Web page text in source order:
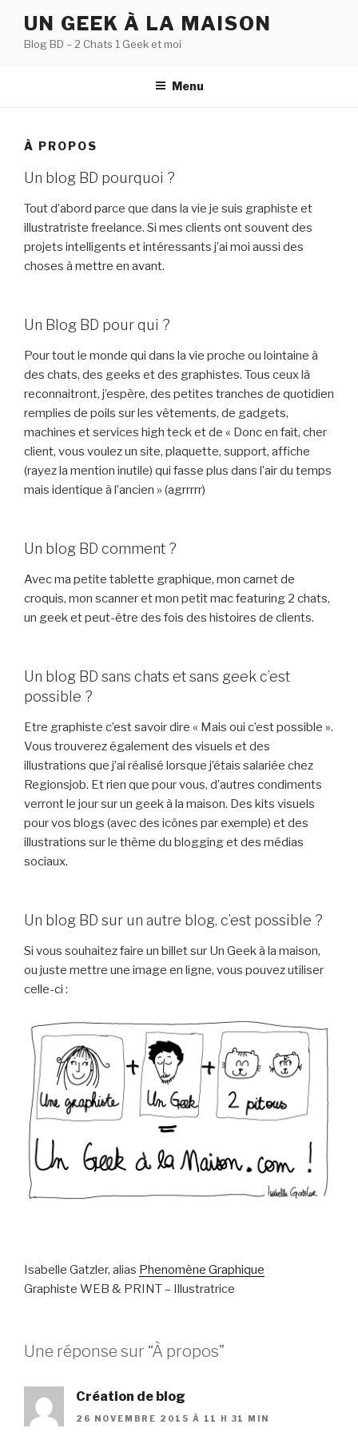
contenu
UN GEEK À LA MAISON
Blog BD – 2 Chats 1 Geek et moi
Menu
À PROPOS
Un blog BD pourquoi ?
Tout d’abord parce que dans la vie je suis graphiste et
illustratriste freelance. Si mes clients ont souvent des
projets intelligents et intéressants j’ai moi aussi des
choses à mettre en avant.
Un Blog BD pour qui ?
Pour tout le monde qui dans la vie proche ou lointaine à
des chats, des geeks et des graphistes. Tous ceux là
reconnaitront, j’espère, des petites tranches de quotidien
remplies de poils sur les vêtements, de gadgets,
machines et services high teck et de « Donc en fait, cher
client, vous voulez un site, plaquette, support, affiche
(rayez la mention inutile) qui fasse plus dans l’air du temps
mais identique à l’ancien » (agrrrrr)
Un blog BD comment ?
Avec ma petite tablette graphique, mon carnet de
croquis, mon scanner et mon petit mac featuring 2 chats,
un geek et peut-être des fois des histoires de clients.
Un blog BD sans chats et sans geek c’est
possible ?
Etre graphiste c’est savoir dire « Mais oui c’est possible ».
Vous trouverez également des visuels et des
illustrations que j’ai réalisé lorsque j’étais salariée chez
Regionsjob. Et rien que pour vous, d’autres condiments
verront le jour sur un geek à la maison. Des kits visuels
pour vos blogs (avec des icônes par exemple) et des
illustrations sur le thème du blogging et des médias
sociaux.
Un blog BD sur un autre blog, c’est possible ?
Si vous souhaitez faire un billet sur Un Geek à la maison,
ou juste mettre une image en ligne, vous pouvez utiliser
celle-ci :
Isabelle Gatzler, alias Phenomène Graphique
Graphiste WEB & PRINT – Illustratrice
Une réponse sur “À propos”
Création de blog
26 NOVEMBRE 2015 À 11 H 31 MIN